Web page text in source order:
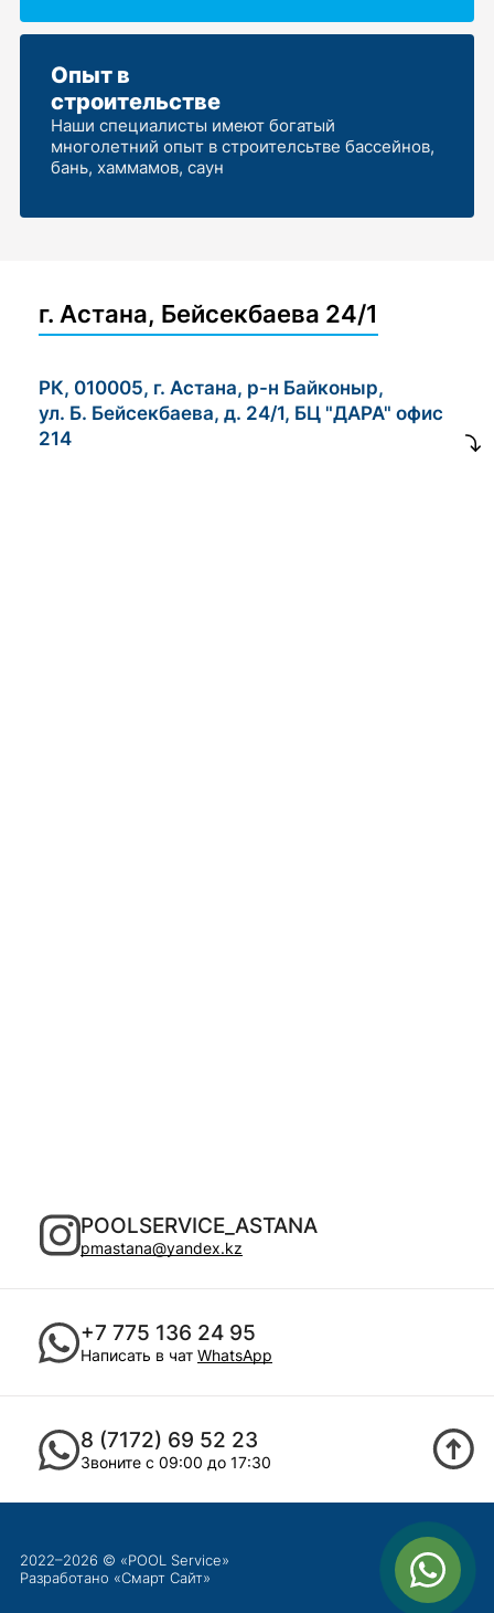
Опыт в
строительстве
Наши специалисты имеют богатый
многолетний опыт в строителсьтве бассейнов,
бань, хаммамов, саун
г. Астана, Бейсекбаева 24/1
РК, 010005, г. Астана, р-н Байконыр,
ул. Б. Бейсекбаева, д. 24/1, БЦ "ДАРА" офис
214
POOLSERVICE_ASTANA
pmastana@yandex.kz
+7 775 136 24 95
Написать в чат WhatsApp
8 (7172) 69 52 23
Звоните с 09:00 до 17:30
2022–2026 © «POOL Service»
Разработано «Смарт Сайт»